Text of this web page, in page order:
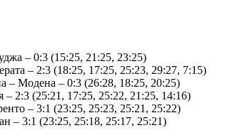
– 0:3 (15:25, 21:25, 23:25)
– 2:3 (18:25, 17:25, 25:23, 29:27, 7:15)
– Модена – 0:3 (26:28, 18:25, 20:25)
– 2:3 (25:21, 17:25, 25:22, 21:25, 14:16)
– 3:1 (23:25, 25:23, 25:21, 25:22)
– 3:1 (23:25, 25:18, 25:17, 25:21)